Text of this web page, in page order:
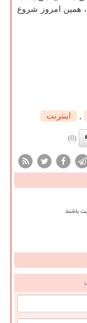
همین امروز شروع
, اینترنت
(0)
باشند